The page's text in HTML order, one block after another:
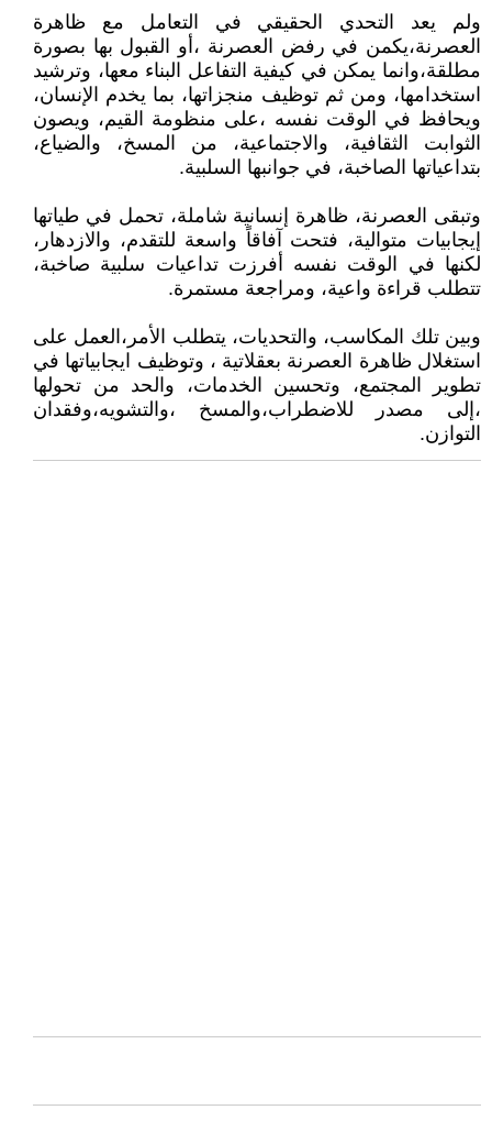
ولم يعد التحدي الحقيقي في التعامل مع ظاهرة
العصرنة،يكمن في رفض العصرنة ،أو القبول بها بصورة
مطلقة،وانما يمكن في كيفية التفاعل البناء معها، وترشيد
استخدامها، ومن ثم توظيف منجزاتها، بما يخدم الإنسان،
ويحافظ في الوقت نفسه ،على منظومة القيم، ويصون
الثوابت الثقافية، والاجتماعية، من المسخ، والضياع،
بتداعياتها الصاخبة، في جوانبها السلبية.
وتبقى العصرنة، ظاهرة إنسانية شاملة، تحمل في طياتها
إيجابيات متوالية، فتحت آفاقاً واسعة للتقدم، والازدهار،
لكنها في الوقت نفسه أفرزت تداعيات سلبية صاخبة،
تتطلب قراءة واعية، ومراجعة مستمرة.
وبين تلك المكاسب، والتحديات، يتطلب الأمر،العمل على
استغلال ظاهرة العصرنة بعقلاتية ، وتوظيف ايجابياتها في
تطوير المجتمع، وتحسين الخدمات، والحد من تحولها
،إلى مصدر للاضطراب،والمسخ ،والتشويه،وفقدان
التوازن.